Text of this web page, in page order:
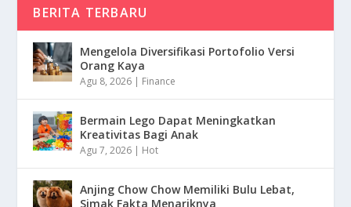
BERITA TERBARU
Mengelola Diversifikasi Portofolio Versi
Orang Kaya
Agu 8, 2026 | Finance
Bermain Lego Dapat Meningkatkan
Kreativitas Bagi Anak
Agu 7, 2026 | Hot
Anjing Chow Chow Memiliki Bulu Lebat,
Simak Fakta Menariknya